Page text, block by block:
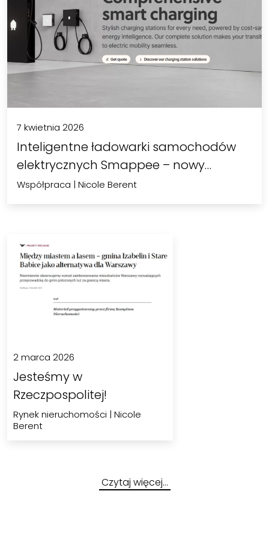
7 kwietnia 2026
Inteligentne ładowarki samochodów
elektrycznych Smappee – nowy
standard…
Współpraca | Nicole Berent
2 marca 2026
Jesteśmy w
Rzeczpospolitej!
Rynek nieruchomości |Nicole
Berent
Czytaj więcej…